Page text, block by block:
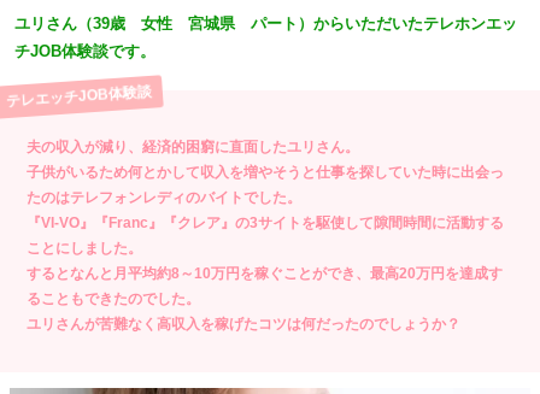
ユリさん（39歳 女性 宮城県 パート）からいただいたテレホンエッ
チJOB体験談です。
夫の収入が減り、経済的困窮に直面したユリさん。
子供がいるため何とかして収入を増やそうと仕事を探していた時に出会っ
たのはテレフォンレディのバイトでした。
『VI-VO』『Franc』『クレア』の3サイトを駆使して隙間時間に活動する
ことにしました。
するとなんと月平均約8～10万円を稼ぐことができ、最高20万円を達成す
ることもできたのでした。
ユリさんが苦難なく高収入を稼げたコツは何だったのでしょうか？